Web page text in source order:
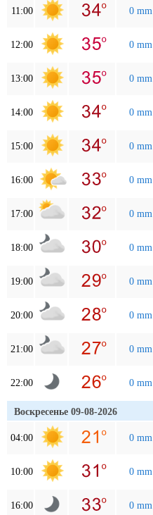
11:00 0 mm
12:00 0 mm
13:00 0 mm
14:00 0 mm
15:00 0 mm
16:00 0 mm
17:00 0 mm
18:00 0 mm
19:00 0 mm
20:00 0 mm
21:00 0 mm
22:00 0 mm
Воскресенье 09-08-2026
04:00 0 mm
10:00 0 mm
16:00 0 mm